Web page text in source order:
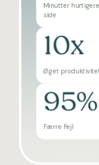
Minutter
side
10x
Øget
95%
Færre Fejl